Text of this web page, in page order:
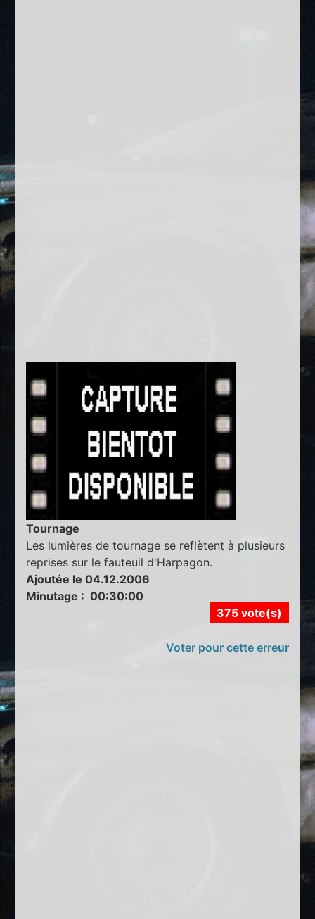
Tournage
Les lumières de tournage se reflètent à plusieurs
reprises sur le fauteuil d'Harpagon.
Ajoutée le 04.12.2006
Minutage : 00:30:00
375 vote(s)
Voter pour cette erreur